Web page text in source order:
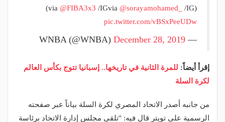
(via @FIBA3x3 /IGvia @sorayamohamed_
/IG)
pic.twitter.com/vBSxPeeUDw
— WNBA (@WNBA)
December 28, 2019
إقرأ أيضاً: للمرة الثانية في تاريخها.. إسبانيا تتوج بكأس العالم
لكرة السلة
من جانبه أصدر الاتحاد المصري لكرة السلة بياناً عبر صفحته
الرسمية على تويتر قال فيه: "تلقى مجلس إدارة الاتحاد برئاسة